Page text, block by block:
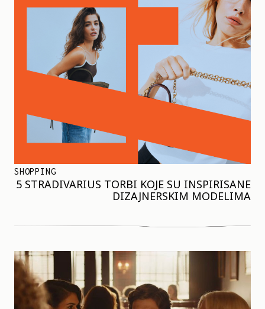
SHOPPING
5 STRADIVARIUS TORBI KOJE SU INSPIRISANE
DIZAJNERSKIM MODELIMA